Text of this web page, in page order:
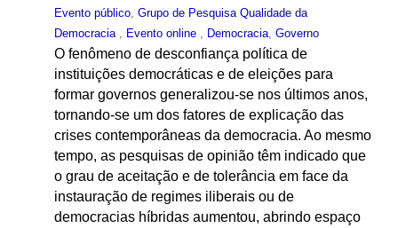
Evento público, Grupo de Pesquisa Qualidade da
Democracia
Evento online Democracia, Governo
O fenômeno de desconfiança política de
instituições democráticas e de eleições para
formar governos generalizou-se nos últimos anos,
tornando-se um dos fatores de explicação das
crises contemporâneas da democracia. Ao mesmo
tempo, as pesquisas de opinião têm indicado que
o grau de aceitação e de tolerância em face da
instauração de regimes iliberais ou de
democracias híbridas aumentou, abrindo espaço